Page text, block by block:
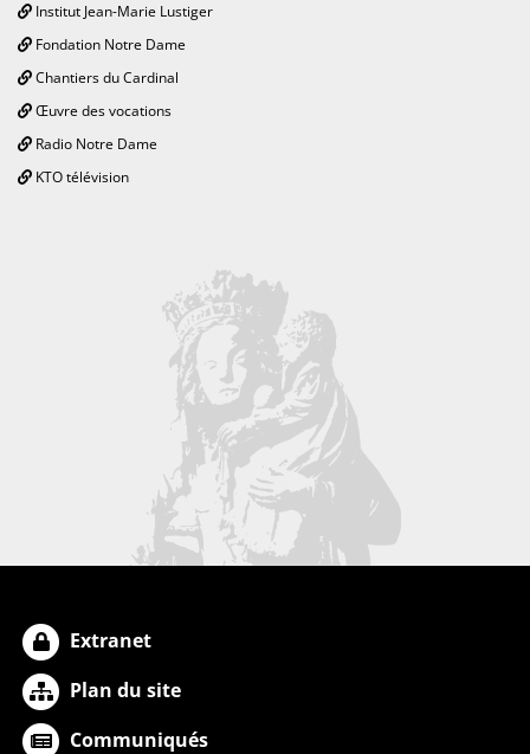
Institut Jean-Marie Lustiger
Fondation Notre Dame
Chantiers du Cardinal
Œuvre des vocations
Radio Notre Dame
KTO télévision
Extranet
Plan du site
Communiqués